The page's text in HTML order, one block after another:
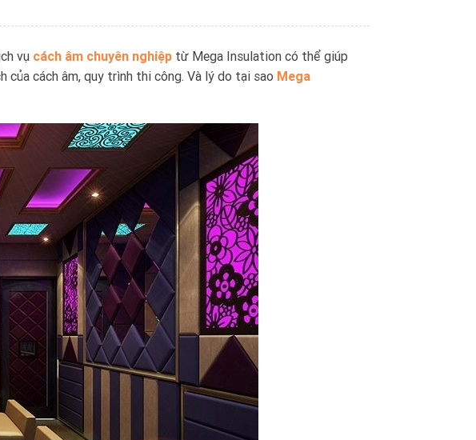
vụ cách âm chuyên nghiệptừ Mega Insulation có thể giúp
của cách âm, quy trình thi công. Và lý do tại sao Mega